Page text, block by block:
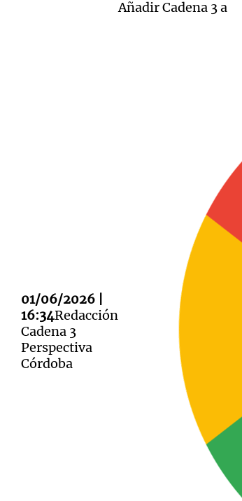
01/06/2026 |
16:34Redacción
Cadena 3
Perspectiva
Córdoba
Añadir Cadena 3 a